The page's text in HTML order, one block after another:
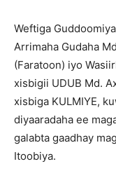
Weftiga
Arrimaha Gudaha
(Faratoon) iyo
xisbigii UDUB Md.
xisbiga KULMIYE,
diyaaradaha ee
galabta gaadhay
Itoobiya.